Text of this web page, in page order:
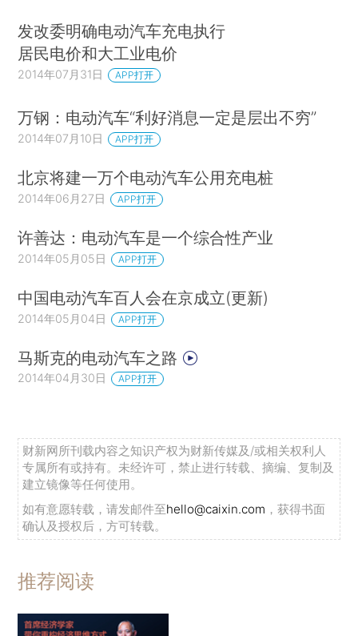
发改委明确电动汽车充电执行
居民电价和大工业电价
2014年07月31日 APP打开
万钢：电动汽车“利好消息一定是层出不穷”
2014年07月10日 APP打开
北京将建一万个电动汽车公用充电桩
2014年06月27日 APP打开
许善达：电动汽车是一个综合性产业
2014年05月05日 APP打开
中国电动汽车百人会在京成立(更新)
2014年05月04日 APP打开
马斯克的电动汽车之路
2014年04月30日 APP打开
财新网所刊载内容之知识产权为财新传媒及/或相关权利人
专属所有或持有。未经许可，禁止进行转载、摘编、复制及
建立镜像等任何使用。
如有意愿转载，请发邮件至hello@caixin.com ，获得书面
确认及授权后，方可转载。
推荐阅读